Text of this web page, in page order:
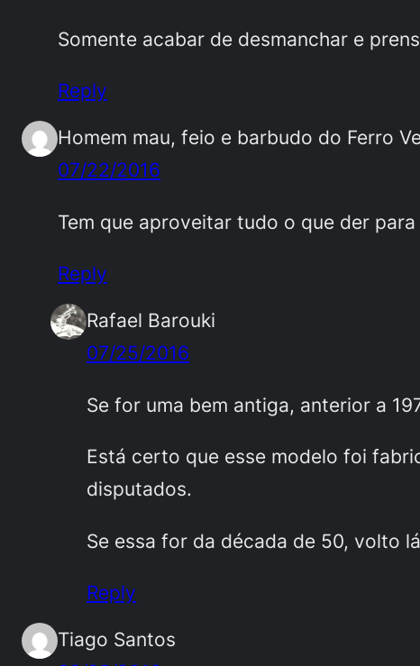
Somente acabar de desmanchar e
Reply
Homem mau, feio e barbudo do Ferro
07/22/2016
Tem que aproveitar tudo o que der
Reply
Rafael Barouki
07/25/2016
Se for uma bem antiga, anterior a
Está certo que esse modelo foi
disputados.
Se essa for da década de 50, volto
Reply
Tiago Santos